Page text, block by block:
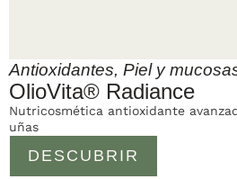
Antioxidantes, Piel y
OlioVita® Radiance
DESCUBRIR
Nutricosmética antioxidante
uñas